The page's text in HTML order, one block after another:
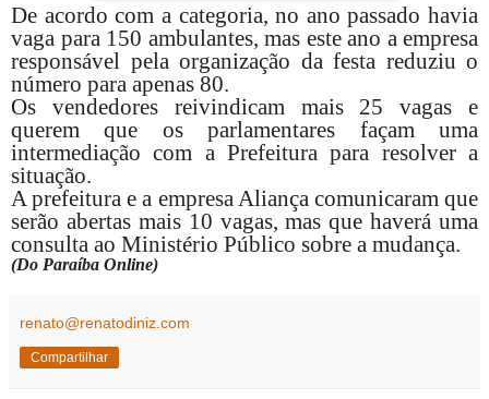
De acordo com a categoria, no ano passado havia
vaga para 150 ambulantes, mas este ano a empresa
responsável pela organização da festa reduziu o
número para apenas 80.
Os vendedores reivindicam mais 25 vagas e
querem que os parlamentares façam uma
intermediação com a Prefeitura para resolver a
situação.
A prefeitura e a empresa Aliança comunicaram que
serão abertas mais 10 vagas, mas que haverá uma
consulta ao Ministério Público sobre a mudança.
(Do Paraíba Online)
renato@renatodiniz.com
Compartilhar